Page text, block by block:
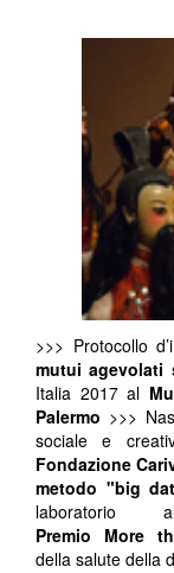
>>> Protocollo
mutui agevolati
Italia 2017 al
Palermo >>>
sociale e
Fondazione
metodo "big
Premio More
della salute della